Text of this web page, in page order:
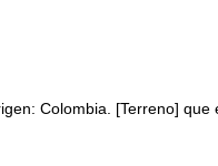
Colombia. [Terreno]